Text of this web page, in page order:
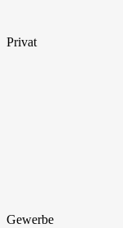
Privat
Gewerbe